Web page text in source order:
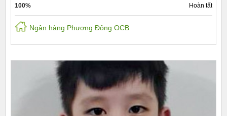
100% Hoàn tất
Ngân hàng Phương Đông OCB